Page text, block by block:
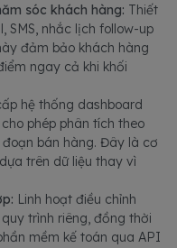
sóc khách hàng: Thiết
SMS, nhắc lịch follow-up
đảm bảo khách hàng
ngay cả khi khối
hệ thống dashboard
phép phân tích theo
bán hàng. Đây là cơ
trên dữ liệu thay vì
Linh hoạt điều chỉnh
trình riêng, đồng thời
mềm kế toán qua API